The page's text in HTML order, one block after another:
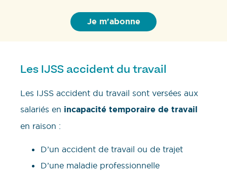
Les IJSS accident du travail
Les IJSS accident du travail sont versées aux
salariés en incapacité temporaire de travail
en raison :
D’un accident de travail ou de trajet
D’une maladie professionnelle